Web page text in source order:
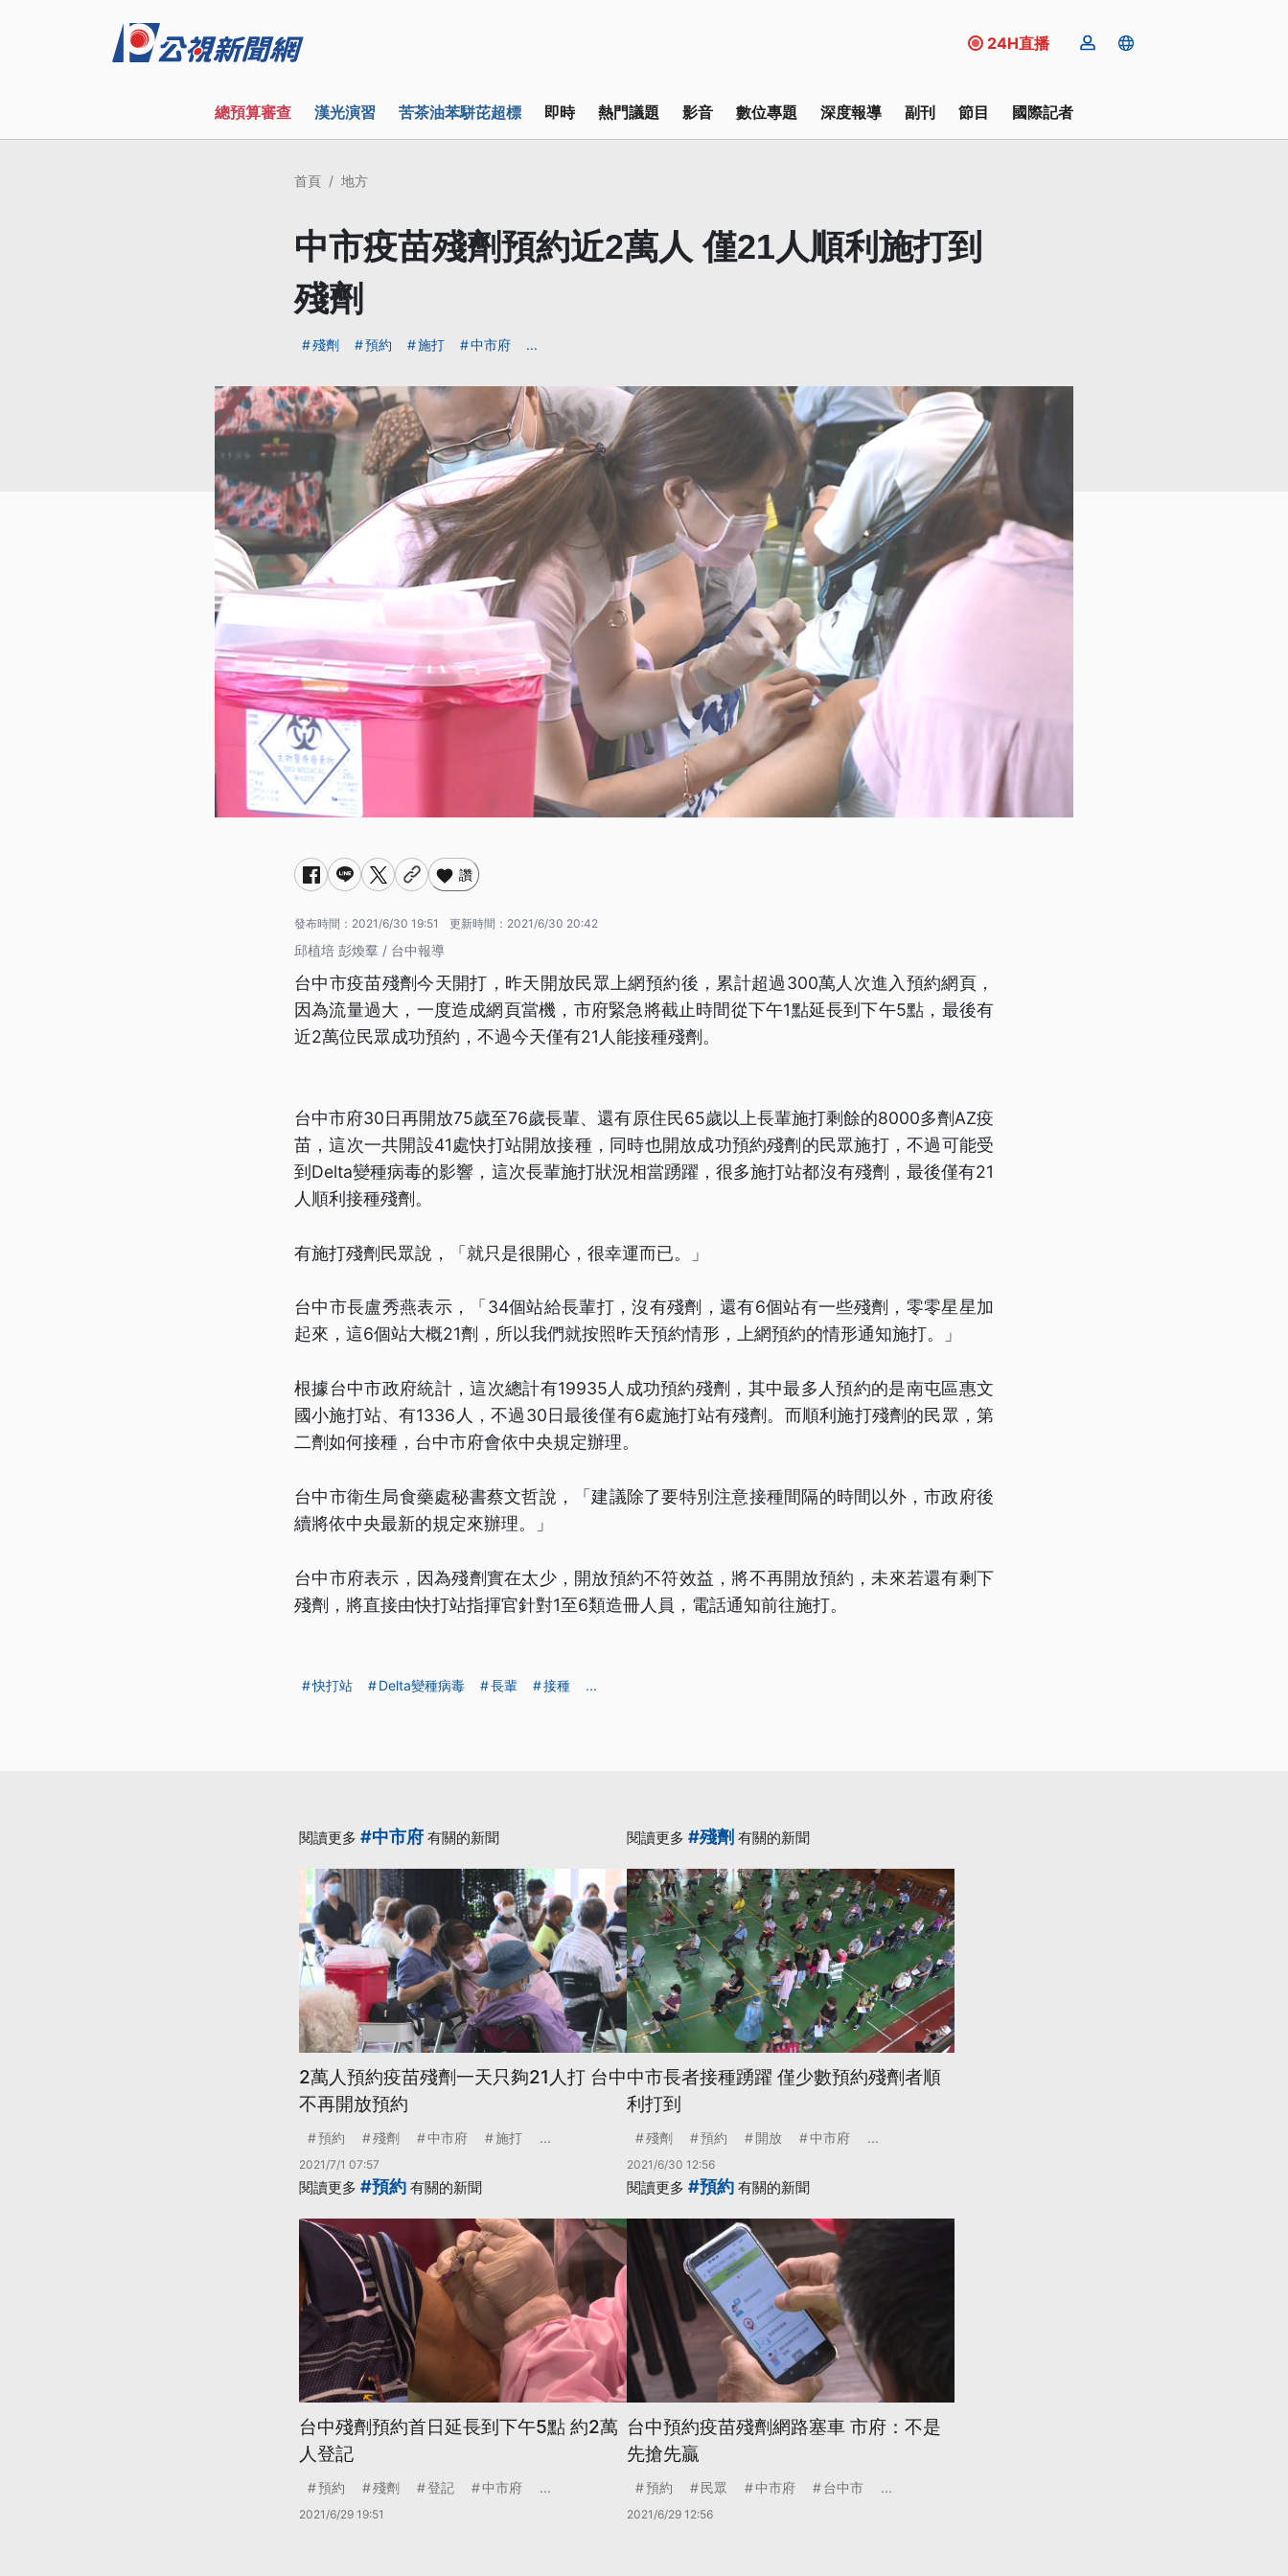
24H直播
總預算審查 漢光演習 苦茶油苯駢芘超標 即時 熱門議題 影音 數位專題 深度報導 副刊 節目 國際記者
首頁 地方
中市疫苗殘劑預約近2萬人 僅21人順利施打到
殘劑
殘劑 預約 施打 中市府 ...
讚
發布時間： 2021/6/30 19:51 更新時間： 2021/6/30 20:42
邱植培 彭煥羣 / 台中報導
台中市疫苗殘劑今天開打，昨天開放民眾上網預約後，累計超過300萬人次進入預約網頁，
因為流量過大，一度造成網頁當機，市府緊急將截止時間從下午1點延長到下午5點，最後有
近2萬位民眾成功預約，不過今天僅有21人能接種殘劑。
台中市府30日再開放75歲至76歲長輩、還有原住民65歲以上長輩施打剩餘的8000多劑AZ疫
苗，這次一共開設41處快打站開放接種，同時也開放成功預約殘劑的民眾施打，不過可能受
到Delta變種病毒的影響，這次長輩施打狀況相當踴躍，很多施打站都沒有殘劑，最後僅有21
人順利接種殘劑。
有施打殘劑民眾說，「就只是很開心，很幸運而已。」
台中市長盧秀燕表示，「34個站給長輩打，沒有殘劑，還有6個站有一些殘劑，零零星星加
起來，這6個站大概21劑，所以我們就按照昨天預約情形，上網預約的情形通知施打。」
根據台中市政府統計，這次總計有19935人成功預約殘劑，其中最多人預約的是南屯區惠文
國小施打站、有1336人，不過30日最後僅有6處施打站有殘劑。而順利施打殘劑的民眾，第
二劑如何接種，台中市府會依中央規定辦理。
台中市衛生局食藥處秘書蔡文哲說，「建議除了要特別注意接種間隔的時間以外，市政府後
續將依中央最新的規定來辦理。」
台中市府表示，因為殘劑實在太少，開放預約不符效益，將不再開放預約，未來若還有剩下
殘劑，將直接由快打站指揮官針對1至6類造冊人員，電話通知前往施打。
快打站 Delta變種病毒 長輩 接種 ...
閱讀更多 #中市府 有關的新聞
2萬人預約疫苗殘劑一天只夠21人打 台中
不再開放預約
預約 殘劑 中市府 施打 ...
2021/7/1 07:57
閱讀更多 #殘劑 有關的新聞
中市長者接種踴躍 僅少數預約殘劑者順
利打到
殘劑 預約 開放 中市府 ...
2021/6/30 12:56
閱讀更多 #預約 有關的新聞
台中殘劑預約首日延長到下午5點 約2萬
人登記
預約 殘劑 登記 中市府 ...
2021/6/29 19:51
閱讀更多 #預約 有關的新聞
台中預約疫苗殘劑網路塞車 市府：不是
先搶先贏
預約 民眾 中市府 台中市 ...
2021/6/29 12:56